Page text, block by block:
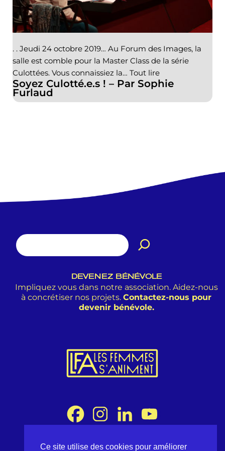
Soyez Culotté.e.s ! – Par Sophie
Furlaud
. . Jeudi 24 octobre 2019… Au Forum des Images, la
salle est comble pour la Master Class de la série
Culottées. Vous connaissiez la… Tout lire
DEVENEZ BÉNÉVOLE
Impliquez vous dans notre association. Aidez-nous
à concrétiser nos projets. Contactez-nous pour
devenir bénévole.
Ce site utilise des cookies pour améliorer